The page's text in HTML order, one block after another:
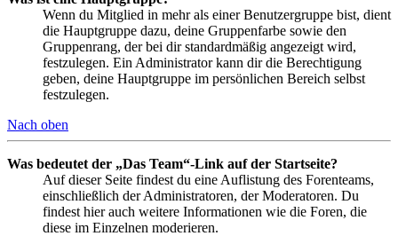
Wenn du Mitglied in mehr als einer Benutzergruppe bist, dient
die Hauptgruppe dazu, deine Gruppenfarbe sowie den
Gruppenrang, der bei dir standardmäßig angezeigt wird,
festzulegen. Ein Administrator kann dir die Berechtigung
geben, deine Hauptgruppe im persönlichen Bereich selbst
festzulegen.
Nach oben
Was bedeutet der „Das Team“-Link auf der Startseite?
Auf dieser Seite findest du eine Auflistung des Forenteams,
einschließlich der Administratoren, der Moderatoren. Du
findest hier auch weitere Informationen wie die Foren, die
diese im Einzelnen moderieren.